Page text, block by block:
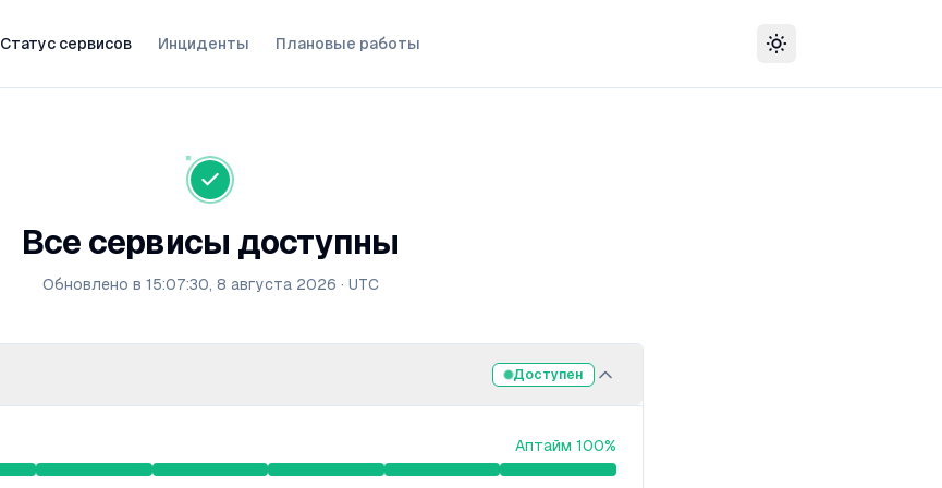
Статус сервисов Инциденты Плановые работы
Сменить тему
Все сервисы доступны
Обновлено в 15:07:30, 8 августа 2026 · UTC
Доступен
Аптайм 100%